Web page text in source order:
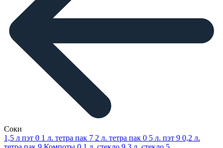
Соки
1,5 л пэт 0 1 л. тетра пак 7 2 л. тетра пак 0 5 л. пэт 9 0,2 л.